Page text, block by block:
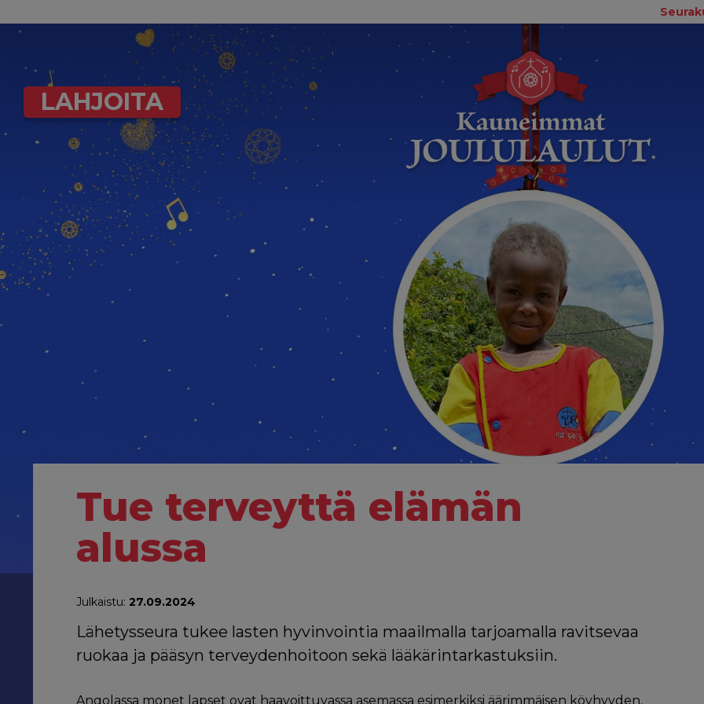
LAHJOITA
Tue terveyttä elämän
alussa
Julkaistu: 27.09.2024
Lähetysseura tukee lasten hyvinvointia maailmalla tarjoamalla ravitsevaa
ruokaa ja pääsyn terveydenhoitoon sekä lääkärintarkastuksiin.
Angolassa monet lapset ovat haavoittuvassa asemassa esimerkiksi äärimmäisen köyhyyden,